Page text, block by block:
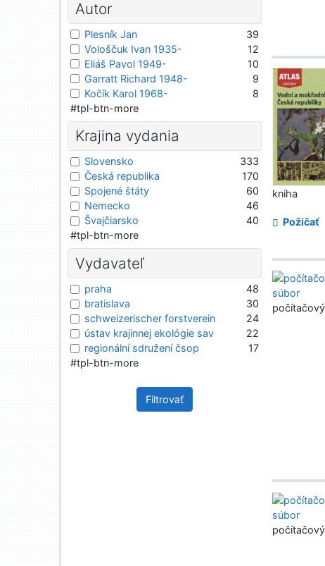
kniha
Požičať
Autor
Plesník Jan
39
Vološčuk Ivan 1935-
12
Eliáš Pavol 1949-
10
Garratt Richard 1948-
9
Kočík Karol 1968-
8
#tpl-btn-more
Krajina vydania
Slovensko
333
Česká republika
170
Spojené štáty
60
Nemecko
46
Švajčiarsko
40
#tpl-btn-more
Vydavateľ
praha
48
bratislava
30
schweizerischer forstverein
24
ústav krajinnej ekológie sav
22
regionální sdružení čsop
17
#tpl-btn-more
Filtrovať